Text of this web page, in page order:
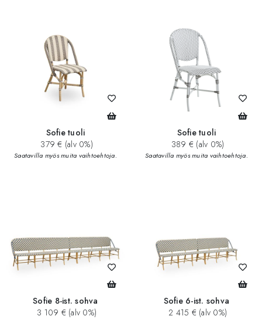
Sofie tuoli
379 € (alv 0%)
Saatavilla myös muita vaihtoehtoja.
Sofie tuoli
389 € (alv 0%)
Saatavilla myös muita vaihtoehtoja.
Sofie 8-ist. sohva
3 109 € (alv 0%)
Sofie 6-ist. sohva
2 415 € (alv 0%)